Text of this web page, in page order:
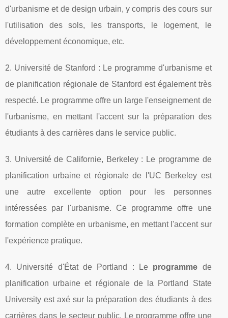
d'urbanisme et de design urbain, y compris des cours sur
l'utilisation des sols, les transports, le logement, le
développement économique, etc.
2. Université de Stanford : Le programme d'urbanisme et
de planification régionale de Stanford est également très
respecté. Le programme offre un large l'enseignement de
l'urbanisme, en mettant l'accent sur la préparation des
étudiants à des carrières dans le service public.
3. Université de Californie, Berkeley : Le programme de
planification urbaine et régionale de l'UC Berkeley est
une autre excellente option pour les personnes
intéressées par l'urbanisme. Ce programme offre une
formation complète en urbanisme, en mettant l'accent sur
l'expérience pratique.
4. Université d'État de Portland : Le programme de
planification urbaine et régionale de la Portland State
University est axé sur la préparation des étudiants à des
carrières dans le secteur public. Le programme offre une